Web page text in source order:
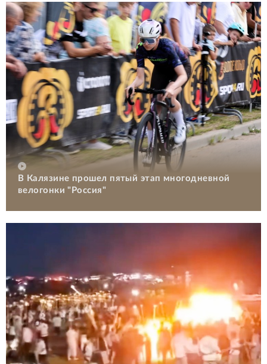
В Калязине прошел пятый этап многодневной
велогонки "Россия"